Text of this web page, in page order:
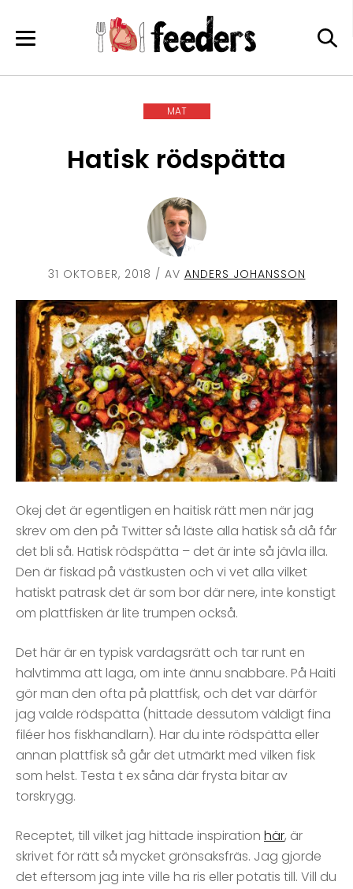
MAT
Hatisk rödspätta
31 OKTOBER, 2018 / AV ANDERS JOHANSSON
Okej det är egentligen en haitisk rätt men när jag
skrev om den på Twitter så läste alla hatisk så då får
det bli så. Hatisk rödspätta – det är inte så jävla illa.
Den är fiskad på västkusten och vi vet alla vilket
hatiskt patrask det är som bor där nere, inte konstigt
om plattfisken är lite trumpen också.
Det här är en typisk vardagsrätt och tar runt en
halvtimma att laga, om inte ännu snabbare. På Haiti
gör man den ofta på plattfisk, och det var därför
jag valde rödspätta (hittade dessutom väldigt fina
filéer hos fiskhandlarn). Har du inte rödspätta eller
annan plattfisk så går det utmärkt med vilken fisk
som helst. Testa t ex såna där frysta bitar av
torskrygg.
Receptet, till vilket jag hittade inspiration här, är
skrivet för rätt så mycket grönsaksfräs. Jag gjorde
det eftersom jag inte ville ha ris eller potatis till. Vill du